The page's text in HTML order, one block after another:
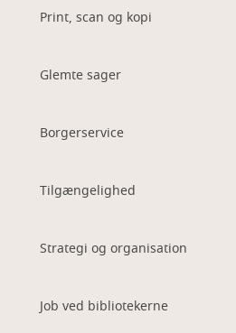
Print, scan og kopi
Glemte sager
Borgerservice
Tilgængelighed
Strategi og organisation
Job ved bibliotekerne